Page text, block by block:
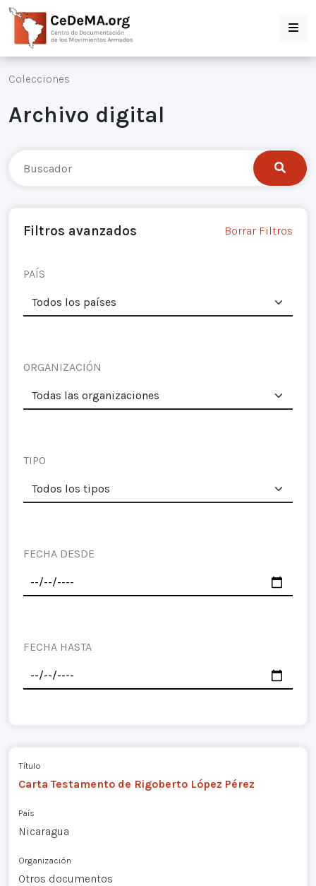
Colecciones
Archivo digital
Filtros avanzados Borrar Filtros
PAÍS
ORGANIZACIÓN
TIPO
FECHA DESDE
FECHA HASTA
Título
Carta Testamento de Rigoberto López Pérez
País
Nicaragua
Organización
Otros documentos